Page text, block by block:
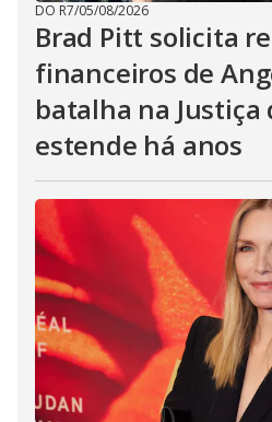
DO R7/05/08/2026
Brad Pitt solicita
financeiros de
batalha na Justiça
estende há anos